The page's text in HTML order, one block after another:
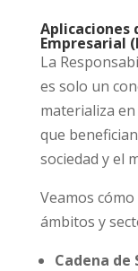
Aplicaciones
Empresarial
La
es solo un
materializa
que
sociedad y el
Veamos
ámbitos y
Cadena de